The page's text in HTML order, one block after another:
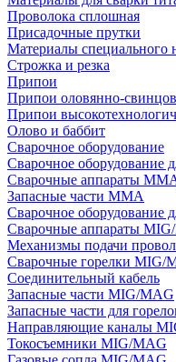
Проволока сплошная
Присадочные прутки
Материалы специального
Строжка и резка
Припои
Припои оловянно-
Припои
Олово и баббит
Сварочное оборудование
Сварочное оборудование
Сварочные аппараты
Запасные части MMA
Сварочное оборудование
Сварочные аппараты
Механизмы подачи
Сварочные горелки MIG/
Соединительный кабель
Запасные части MIG/MAG
Запасные части для
Направляющие каналы
Токосъемники MIG/MAG